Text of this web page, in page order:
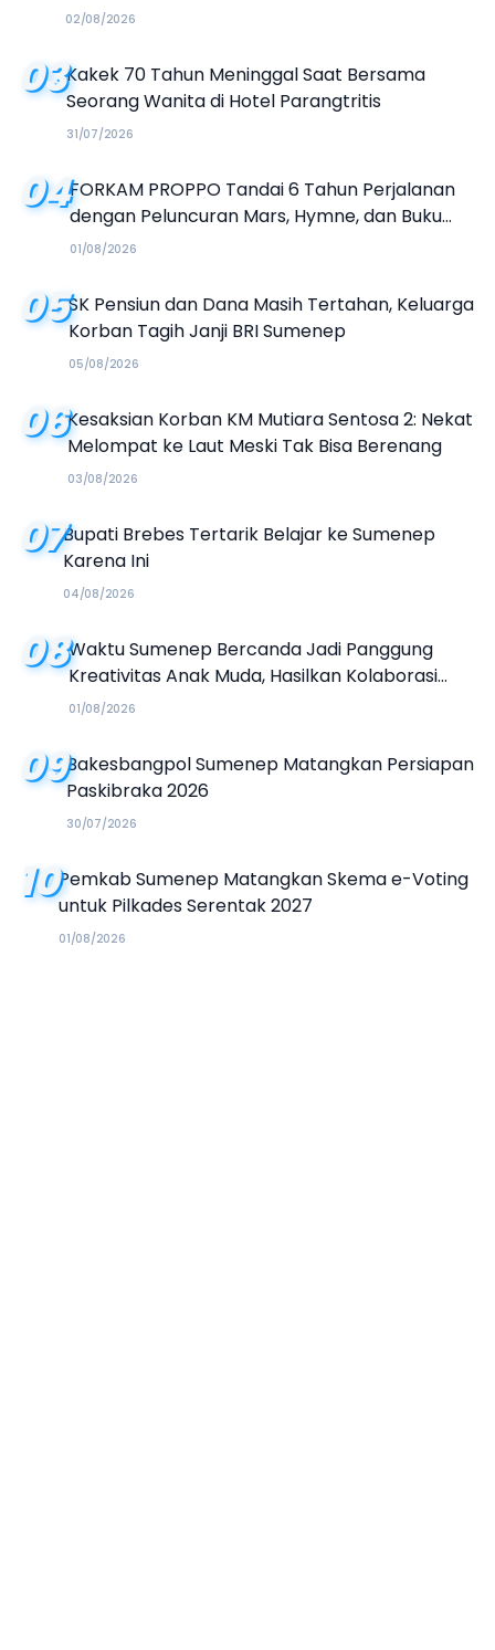
02/08/2026
03Kakek 70 Tahun Meninggal Saat Bersama
Seorang Wanita di Hotel Parangtritis
31/07/2026
04FORKAM PROPPO Tandai 6 Tahun Perjalanan
dengan Peluncuran Mars, Hymne, dan Buku
Organisasi
01/08/2026
05SK Pensiun dan Dana Masih Tertahan, Keluarga
Korban Tagih Janji BRI Sumenep
05/08/2026
06Kesaksian Korban KM Mutiara Sentosa 2: Nekat
Melompat ke Laut Meski Tak Bisa Berenang
03/08/2026
07Bupati Brebes Tertarik Belajar ke Sumenep
Karena Ini
04/08/2026
08Waktu Sumenep Bercanda Jadi Panggung
Kreativitas Anak Muda, Hasilkan Kolaborasi
Industri Kreatif
01/08/2026
09Bakesbangpol Sumenep Matangkan Persiapan
Paskibraka 2026
30/07/2026
10Pemkab Sumenep Matangkan Skema e-Voting
untuk Pilkades Serentak 2027
01/08/2026